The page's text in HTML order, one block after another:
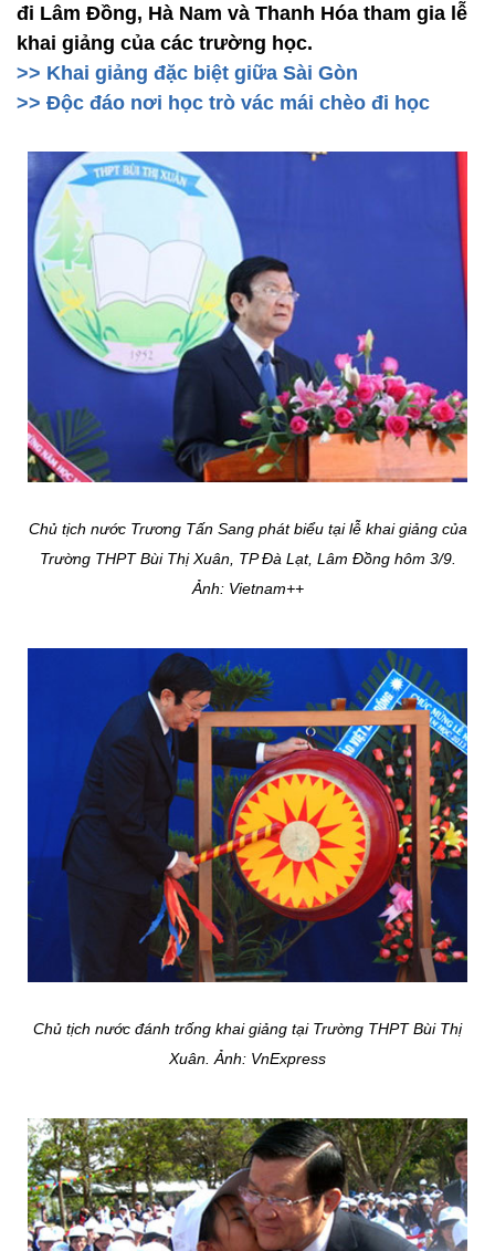
đi Lâm Đồng, Hà Nam và Thanh Hóa tham gia lễ
khai giảng của các trường học.
>> Khai giảng đặc biệt giữa Sài Gòn
>> Độc đáo nơi học trò vác mái chèo đi học
Chủ tịch nước Trương Tấn Sang phát biểu tại lễ khai giảng của
Trường THPT Bùi Thị Xuân, TP Đà Lạt, Lâm Đồng hôm 3/9.
Ảnh: Vietnam++
Chủ tịch nước đánh trống khai giảng tại Trường THPT Bùi Thị
Xuân. Ảnh: VnExpress